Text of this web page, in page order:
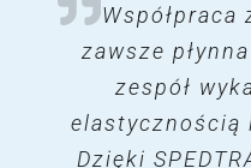
Program
pomógł nam
firmie, co
skok w
oraz
Współpraca
zawsze
zespół
elastycznością
Dzięki
marki
niezwykle
które